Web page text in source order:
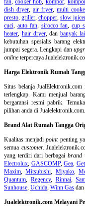
dish dryer ,air fryer ,multi
presto ,griller ,chopper ,slow
cuci auto fan, sirocco fan ,cup
heater hair dryer, dan banyak
kebutuhan spesialis barang
jumpai segera. Lengkapi dan
online terpercaya
Harga Elektronik Rumah
Situs belanjaJualElektronik.com
terlengkap. Kami menjual
bergaransi resmi pabrik.
pilihan anda di Jualelektronik.com.
Brand Alat Rumah Tangga
Kualitas menjadipointpenting
semua customer.
yang terdiri dari berbagai brand
Electrolux GASCOMP,Gea
Maxim ,Mitsubishi Miyako,
Quantum
Regency, Rinnai,
Sunhouse Uchida Winn Gas dan
Jualelektronik.com Melayani